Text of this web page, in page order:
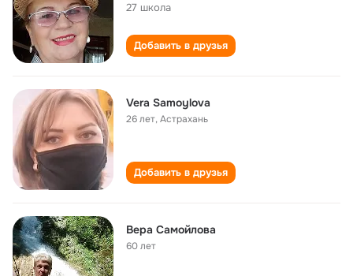
27 школа
Добавить в друзья
Vera Samoylova
26 лет,Астрахань
Добавить в друзья
Вера Самойлова
60 лет